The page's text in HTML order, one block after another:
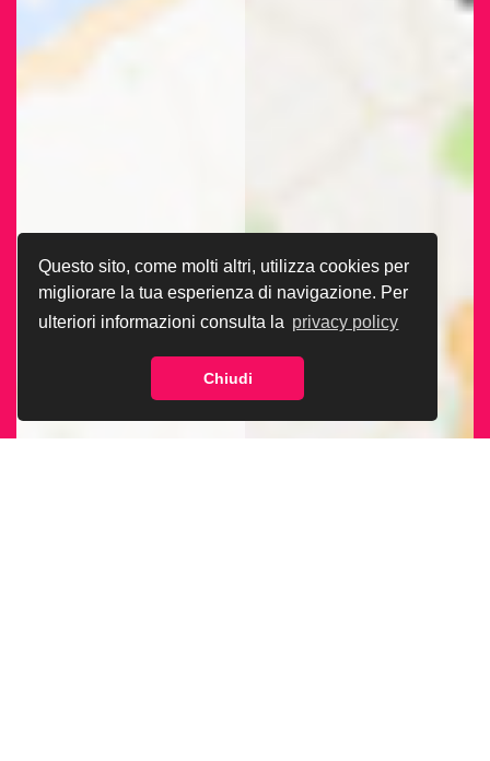
Questo sito, come molti altri, utilizza cookies per
migliorare la tua esperienza di navigazione. Per
ulteriori informazioni consulta la privacy policy
Chiudi